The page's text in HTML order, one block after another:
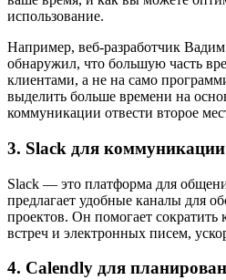
использование.
Например, веб-разработчик
обнаружил, что большую часть
клиентами, а не на само
выделить больше времени на
коммуникации отвести второе
3. Slack для коммуникации
Slack — это платформа для
предлагает удобные каналы для
проектов. Он помогает
встреч и электронных писем,
4. Calendly для